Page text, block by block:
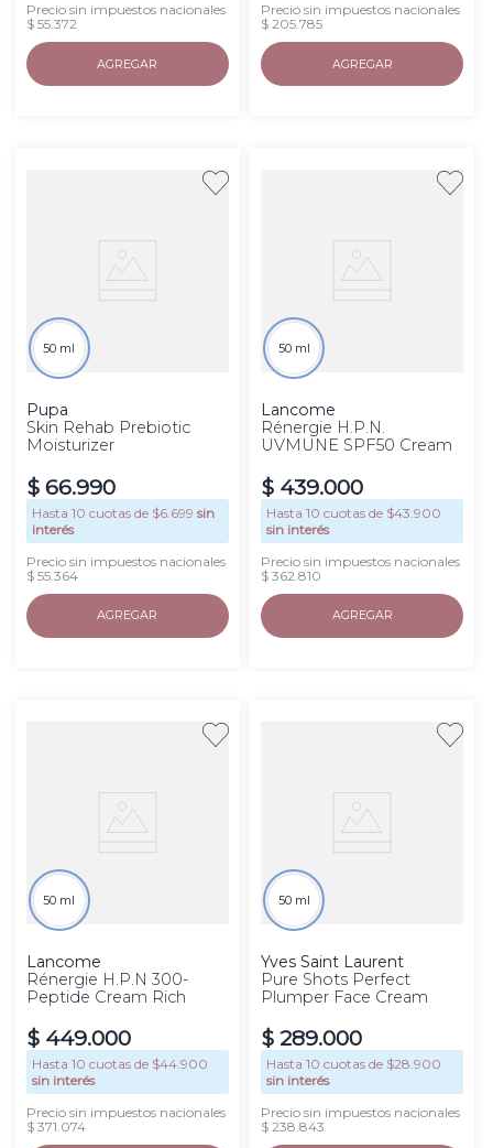
Precio sin impuestos nacionales
$ 55.372
AGREGAR
Precio sin impuestos nacionales
$ 205.785
AGREGAR
50 ml
Pupa
Skin Rehab Prebiotic
Moisturizer
$ 66.990
Hasta 10 cuotas de $6.699 sin
interés
Precio sin impuestos nacionales
$ 55.364
AGREGAR
50 ml
Lancome
Rénergie H.P.N.
UVMUNE SPF50 Cream
$ 439.000
Hasta10 cuotas de $43.900
sin interés
Precio sin impuestos nacionales
$ 362.810
AGREGAR
50 ml
Lancome
Rénergie H.P.N 300-
Peptide Cream Rich
$ 449.000
Hasta 10 cuotas de $44.900
sin interés
Precio sin impuestos nacionales
$ 371.074
50 ml
Yves Saint Laurent
Pure Shots Perfect
Plumper Face Cream
$ 289.000
Hasta10 cuotas de $28.900
sin interés
Precio sin impuestos nacionales
$ 238.843